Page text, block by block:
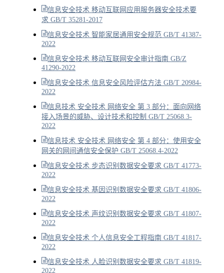
信息安全技术 移动互联网应用服务器安全技术要
求 GB/T 35281-2017
信息安全技术 智能家居通用安全规范 GB/T 41387-
2022
信息安全技术 移动互联网安全审计指南 GB/Z
41290-2022
信息安全技术 信息安全风险评估方法 GB/T 20984-
2022
信息技术 安全技术 网络安全 第 3 部分：面向网络
接入场景的威胁、设计技术和控制 GB/T 25068.3-
2022
信息技术 安全技术 网络安全 第 4 部分：使用安全
网关的网间通信安全保护 GB/T 25068.4-2022
信息安全技术 步态识别数据安全要求 GB/T 41773-
2022
信息安全技术 基因识别数据安全要求 GB/T 41806-
2022
信息安全技术 声纹识别数据安全要求 GB/T 41807-
2022
信息安全技术 个人信息安全工程指南 GB/T 41817-
2022
信息安全技术 人脸识别数据安全要求 GB/T 41819-
2022